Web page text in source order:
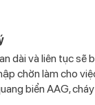
dài và liên tục
chờn làm cho
biển AAG,